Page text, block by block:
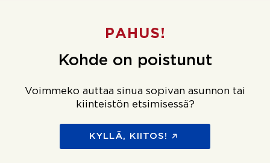
PAHUS!
Kohde on poistunut
Voimmeko auttaa sinua sopivan asunnon tai
kiinteistön etsimisessä?
KYLLÄ, KIITOS!